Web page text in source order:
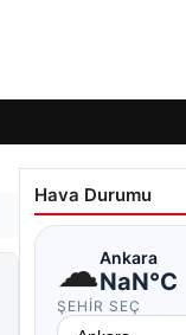
Hava Durumu
☁Ankara
NaN°C
ŞEHIR SEÇ